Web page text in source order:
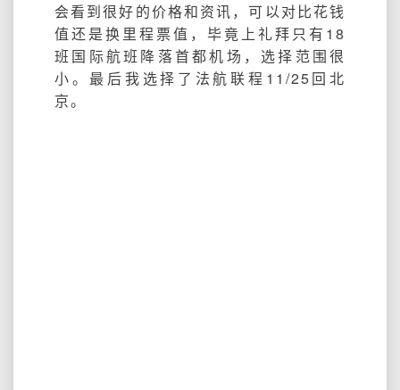
会看到很好的价格和资讯，可以对比花钱
值还是换里程票值，毕竟上礼拜只有18
班国际航班降落首都机场，选择范围很
小。最后我选择了法航联程11/25回北
京。